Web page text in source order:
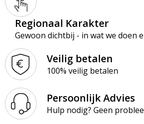
Regionaal Karakter
Gewoon dichtbij - in wat we doen
Veilig betalen
100% veilig betalen
Persoonlijk Advies
Hulp nodig? Geen